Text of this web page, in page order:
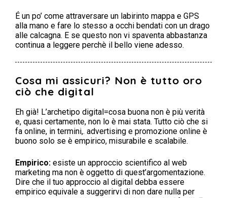
É un po’ come attraversare un labirinto mappa e GPS
alla mano e fare lo stesso a occhi bendati con un drago
alle calcagna. E se questo non vi spaventa abbastanza
continua a leggere perchè il bello viene adesso.
Cosa mi assicuri? Non è tutto oro
ciò che digital
Eh già! L’archetipo digital=cosa buona non è più verità
e, quasi certamente, non lo è mai stata. Tutto ciò che si
fa online, in termini,. advertising e promozione online è
buono solo se è empirico, misurabile e scalabile.
Empirico: esiste un approccio scientifico al web
marketing ma non è oggetto di quest’argomentazione.
Dire che il tuo approccio al digital debba essere
empirico equivale a suggerirvi di non dare nulla per